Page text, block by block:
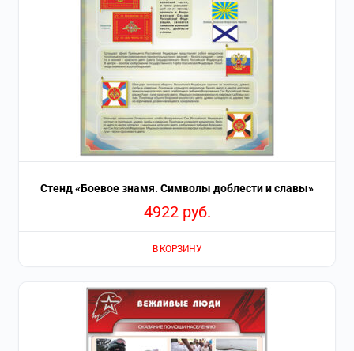
Стенд «Боевое знамя. Символы доблести и славы»
4922 руб.
В КОРЗИНУ